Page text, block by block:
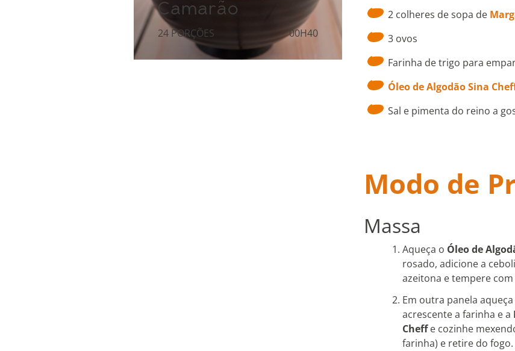
Camarão
24 PORÇÕES 00H40
2 colheres de sopa de
3 ovos
Farinha de trigo para
Óleo de Algodão Sina
Sal e pimenta do reino a
Modo de
Massa
Aqueça o Óleo de
rosado, adicione a
azeitona e tempere
Em outra panela
acrescente a farinha e a
Cheffe cozinhe
farinha) e retire do fogo.